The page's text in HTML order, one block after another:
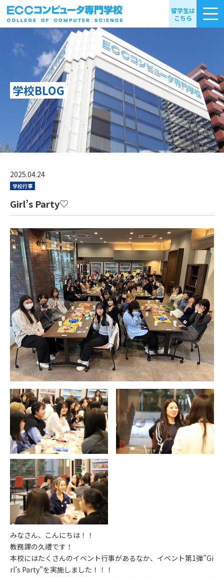
留学生は
こちら
学校BLOG
2025.04.24
学校行事
Girl’s Party♡
みなさん、こんにちは！！
教務課の久禮です！
本校にはたくさんのイベント行事があるなか、イベント第1弾”Gi
rl’s Party”を実施しました！！！